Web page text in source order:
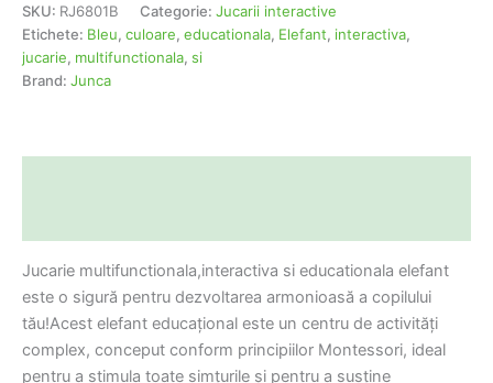
SKU: RJ6801B Categorie: Jucarii interactive
Etichete: Bleu, culoare, educationala, Elefant, interactiva,
jucarie, multifunctionala, si
Brand: Junca
Jucarie multifunctionala,interactiva si educationala elefant
este o sigură pentru dezvoltarea armonioasă a copilului
tău!Acest elefant educațional este un centru de activități
complex, conceput conform principiilor Montessori, ideal
pentru a stimula toate simțurile și pentru a susține